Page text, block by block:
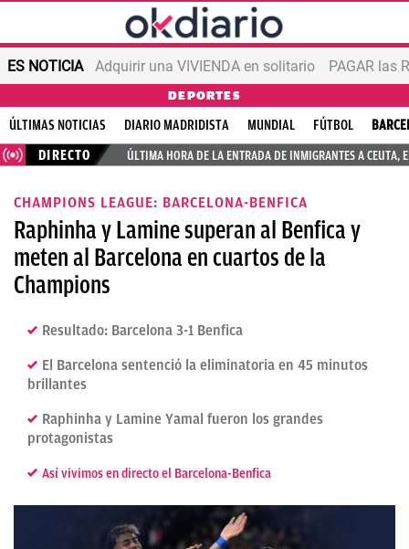
ES NOTICIA Adquirir una VIVIENDA en solitario PAGAR las
DEPORTES
ÚLTIMAS NOTICIAS DIARIO MADRIDISTA MUNDIAL FÚTBOL
DIRECTO
ÚLTIMA HORA DE LA ENTRADA DE INMIGRANTES A CEUTA,
CHAMPIONS LEAGUE: BARCELONA-BENFICA
Raphinha y Lamine superan al Benfica y
meten al Barcelona en cuartos de la
Champions
Resultado: Barcelona 3-1 Benfica
El Barcelona sentenció la eliminatoria en 45 minutos
brillantes
Raphinha y Lamine Yamal fueron los grandes
protagonistas
Así vivimos en directo el Barcelona-Benfica